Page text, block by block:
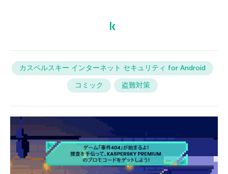
カスペルスキー インターネット セキュリティ for Android
コミック
盗難対策